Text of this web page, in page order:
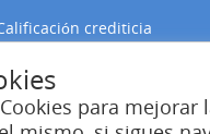
crediticia
Política de privacidad
Política de Cookies
para mejorar